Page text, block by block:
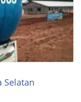
Selatan